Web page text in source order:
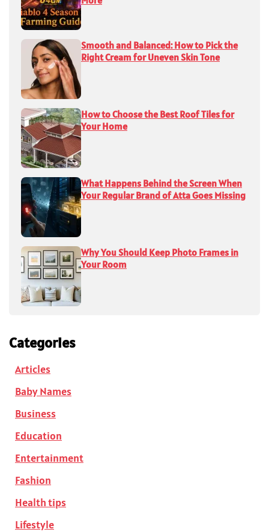
Smooth and Balanced: How to Pick the
Right Cream for Uneven Skin Tone
How to Choose the Best Roof Tiles for
Your Home
What Happens Behind the Screen When
Your Regular Brand of Atta Goes Missing
Why You Should Keep Photo Frames in
Your Room
Categories
Articles
Baby Names
Business
Education
Entertainment
Fashion
Health tips
Lifestyle